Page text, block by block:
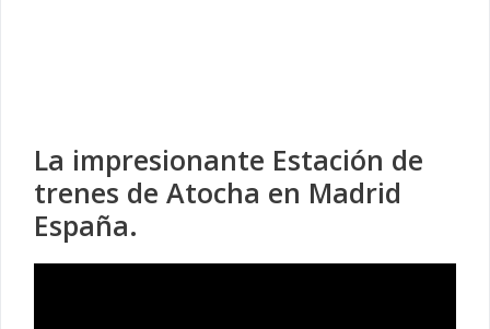
La impresionante Estación de
trenes de Atocha en Madrid
España.